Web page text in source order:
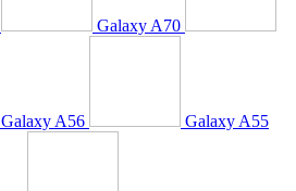
Galaxy A70
Galaxy A56 Galaxy A55